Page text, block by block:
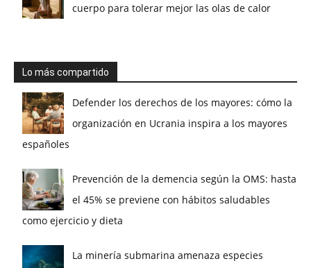
cuerpo para tolerar mejor las olas de calor
Lo más compartido
Defender los derechos de los mayores: cómo la
organización en Ucrania inspira a los mayores
españoles
Prevención de la demencia según la OMS: hasta
el 45% se previene con hábitos saludables
como ejercicio y dieta
La minería submarina amenaza especies